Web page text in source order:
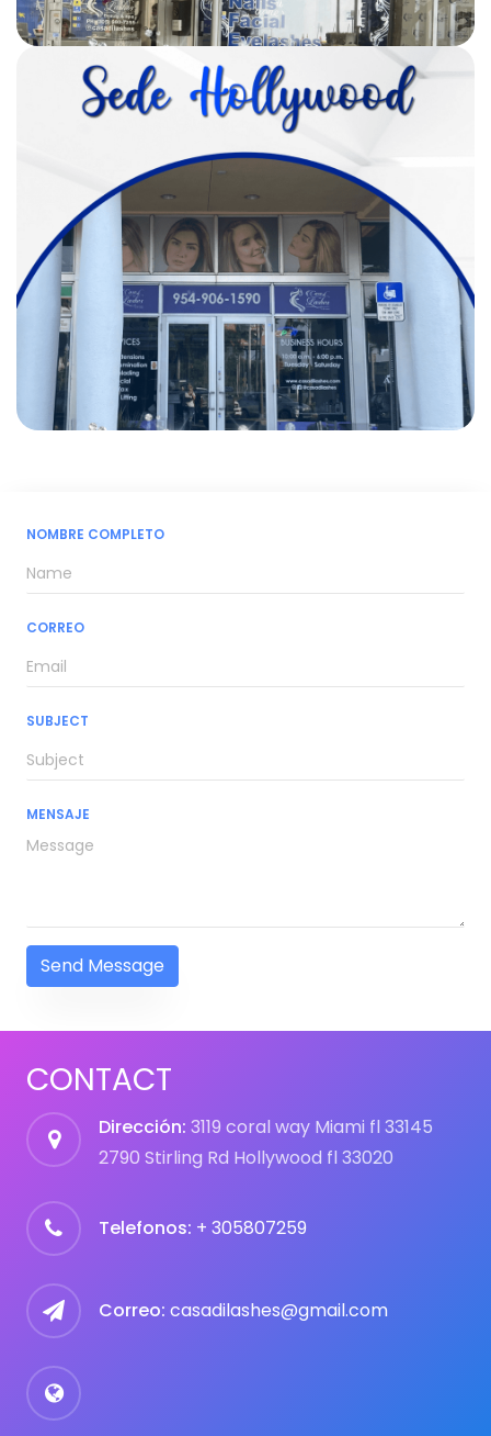
NOMBRE COMPLETO
CORREO
SUBJECT
MENSAJE
CONTACT
Dirección: 3119 coral way Miami fl 33145
2790 Stirling Rd Hollywood fl 33020
Telefonos: + 305807259
Correo: casadilashes@gmail.com